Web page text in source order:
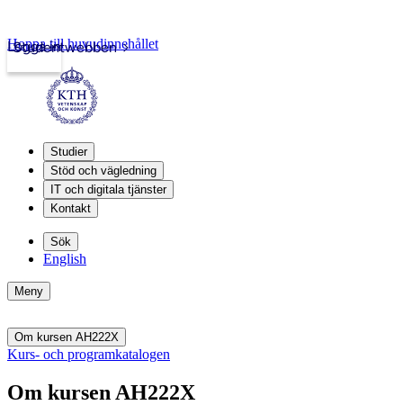
Studentwebben
Logga in
Hoppa till huvudinnehållet
Studier
Stöd och vägledning
IT och digitala tjänster
Kontakt
Sök
English
Meny
Om kursen AH222X
Kurs- och programkatalogen
Om kursen AH222X